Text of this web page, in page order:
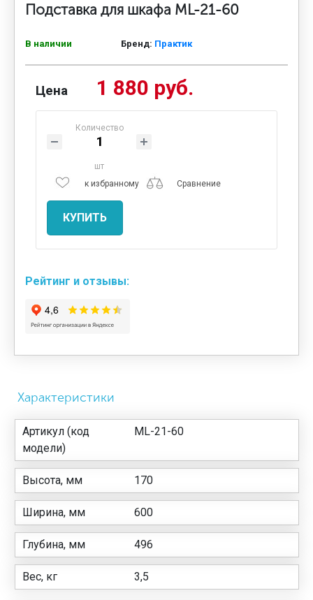
Подставка для шкафа ML-21-60
В наличии Бренд: Практик
Цена 1 880 руб.
Количество
шт
к избранному
Сравнение
КУПИТЬ
Рейтинг и отзывы:
Характеристики
Артикул (код
модели)
ML-21-60
Высота, мм 170
Ширина, мм 600
Глубина, мм 496
Вес, кг 3,5